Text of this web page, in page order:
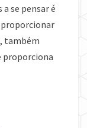
se pensar é
proporcionar
também
proporciona